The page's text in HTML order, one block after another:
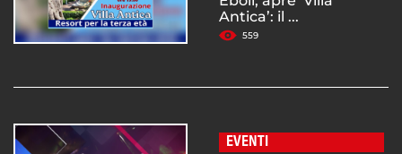
Antica’: il ...
559
EVENTI